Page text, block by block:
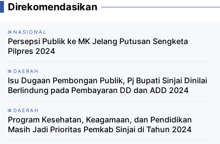
Direkomendasikan
NASIONAL
Persepsi Publik ke MK Jelang Putusan Sengketa
Pilpres 2024
DAERAH
Isu Dugaan Pembongan Publik, Pj Bupati Sinjai Dinilai
Berlindung pada Pembayaran DD dan ADD 2024
DAERAH
Program Kesehatan, Keagamaan, dan Pendidikan
Masih Jadi Prioritas Pemkab Sinjai di Tahun 2024